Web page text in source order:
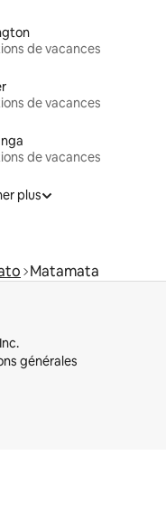
de vacances
de vacances
de vacances
plus
Matamata
générales